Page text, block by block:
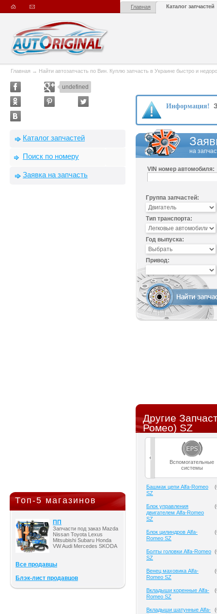
Главная Каталог запчастей
Главная → Найти автозапчасть по Вин. Куплю запчасть в Украине быстро и
undefined
Каталог запчастей
Поиск по номеру
Заявка на запчасть
Топ-5 магазинов
ПП
Запчасти под заказ Mazda
Nissan Toyota Lexus
Mitsubishi Subaru Honda
VW Audi Mercedes SKODA
Все продавцы
Блэк-лист продавцов
Информация!
на
VIN номер автомобиля:
Группа запчастей:
Тип транспорта:
Год выпуска:
Привод:
Другие
Ромео) SZ
Вспомогательные
системы
Башмак цепи Alfa-Romeo
SZ
(
Блок управления
двигателем Alfa-Romeo
SZ
(
Блок цилиндров Alfa-
Romeo SZ
(
Болты головки Alfa-Romeo
SZ
(
Венец маховика Alfa-
Romeo SZ
(
Вкладыши коренные Alfa-
Romeo SZ
(
Вкладыши шатунные Alfa-
(